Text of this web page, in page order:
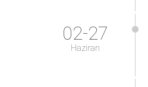
02-27
Haziran